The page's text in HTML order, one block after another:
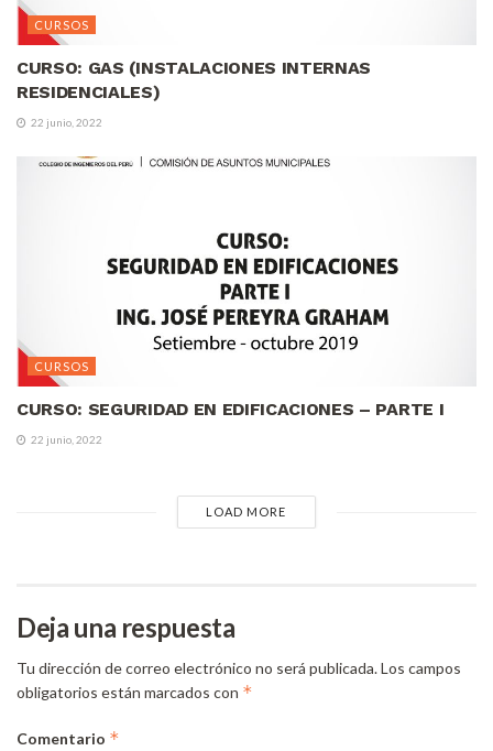
CURSOS
CURSO: GAS (INSTALACIONES INTERNAS
RESIDENCIALES)
22 junio, 2022
CURSOS
CURSO: SEGURIDAD EN EDIFICACIONES – PARTE I
22 junio, 2022
LOAD MORE
Deja una respuesta
Tu dirección de correo electrónico no será publicada.Los campos
obligatorios están marcados con *
Comentario *